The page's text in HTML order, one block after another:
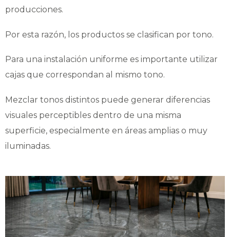
producciones.
Por esta razón, los productos se clasifican por tono.
Para una instalación uniforme es importante utilizar
cajas que correspondan al mismo tono.
Mezclar tonos distintos puede generar diferencias
visuales perceptibles dentro de una misma
superficie, especialmente en áreas amplias o muy
iluminadas.